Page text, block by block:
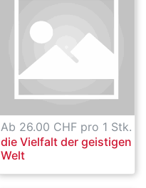
Ab 26.00 CHF pro 1 Stk.
die Vielfalt der geistigen
Welt